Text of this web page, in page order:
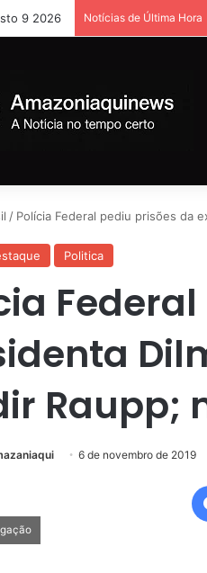
9 2026 Notícias de Última Hora
/ Polícia Federal pediu prisões da
Politica
Raupp;
6 de novembro de 2019